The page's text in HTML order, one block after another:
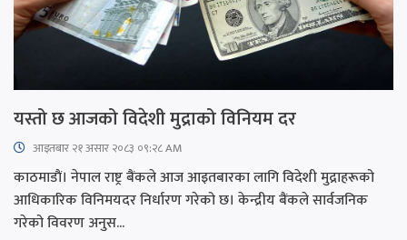
यस्तो छ आजको विदेशी मुद्राको विनियम दर
आइतबार​ २१ असार २०८३ ०९:२८ AM
काठमाडाैं। नेपाल राष्ट्र बैंकले आज आइतबारका लागि विदेशी मुद्राहरूको
आधिकारिक विनिमयदर निर्धारण गरेको छ। केन्द्रीय बैंकले सार्वजनिक
गरेको विवरण अनुस...